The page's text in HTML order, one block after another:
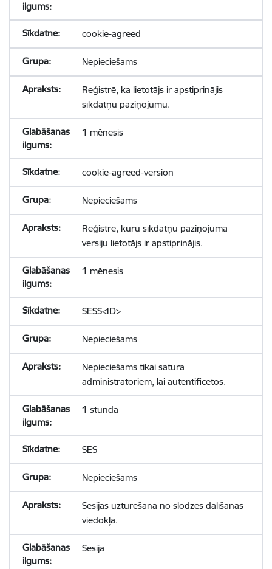
cookie-agreed
Nepieciešams
Reģistrē, ka lietotājs ir apstiprinājis
sīkdatņu paziņojumu.
1 mēnesis
cookie-agreed-version
Nepieciešams
Reģistrē, kuru sīkdatņu paziņojuma
versiju lietotājs ir apstiprinājis.
1 mēnesis
SESS<ID>
Nepieciešams
Nepieciešams tikai satura
administratoriem, lai autentificētos.
1 stunda
SES
Nepieciešams
Sesijas uzturēšana no slodzes dalīšanas
viedokļa.
Sesija